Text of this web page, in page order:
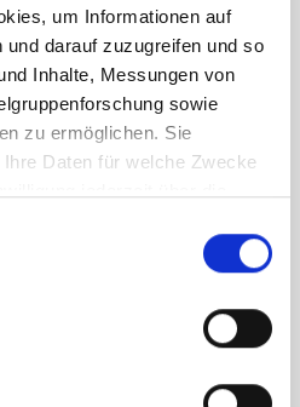
um Informationen auf
darauf zuzugreifen und so
Inhalte, Messungen von
sowie
zu ermöglichen. Sie
Daten für welche Zwecke
widerrufen
Ihre geografische Lage